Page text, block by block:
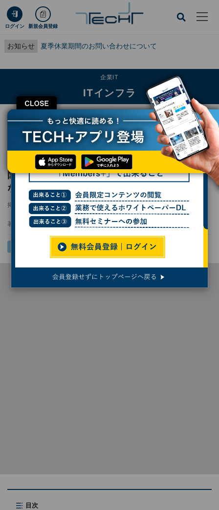
ログイン 新規会員登録
お知らせ 夏季休業期間のお問い合わせについて
CLOSE
企業IT
ITインフラ
TECH+ 企業IT
ITインフラ
防戦一方の情シスが攻めに転じるために必要な「6つの戦術」
防戦一方の情シスが攻めに転じるために必要
な「6つの戦術」
掲載日 2025/05/09 08:00
著者： 伊藤正子
目次